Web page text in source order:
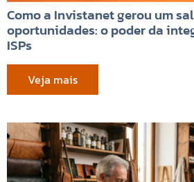
Como a Invistanet gerou um
oportunidades: o poder da
ISPs
Veja mais